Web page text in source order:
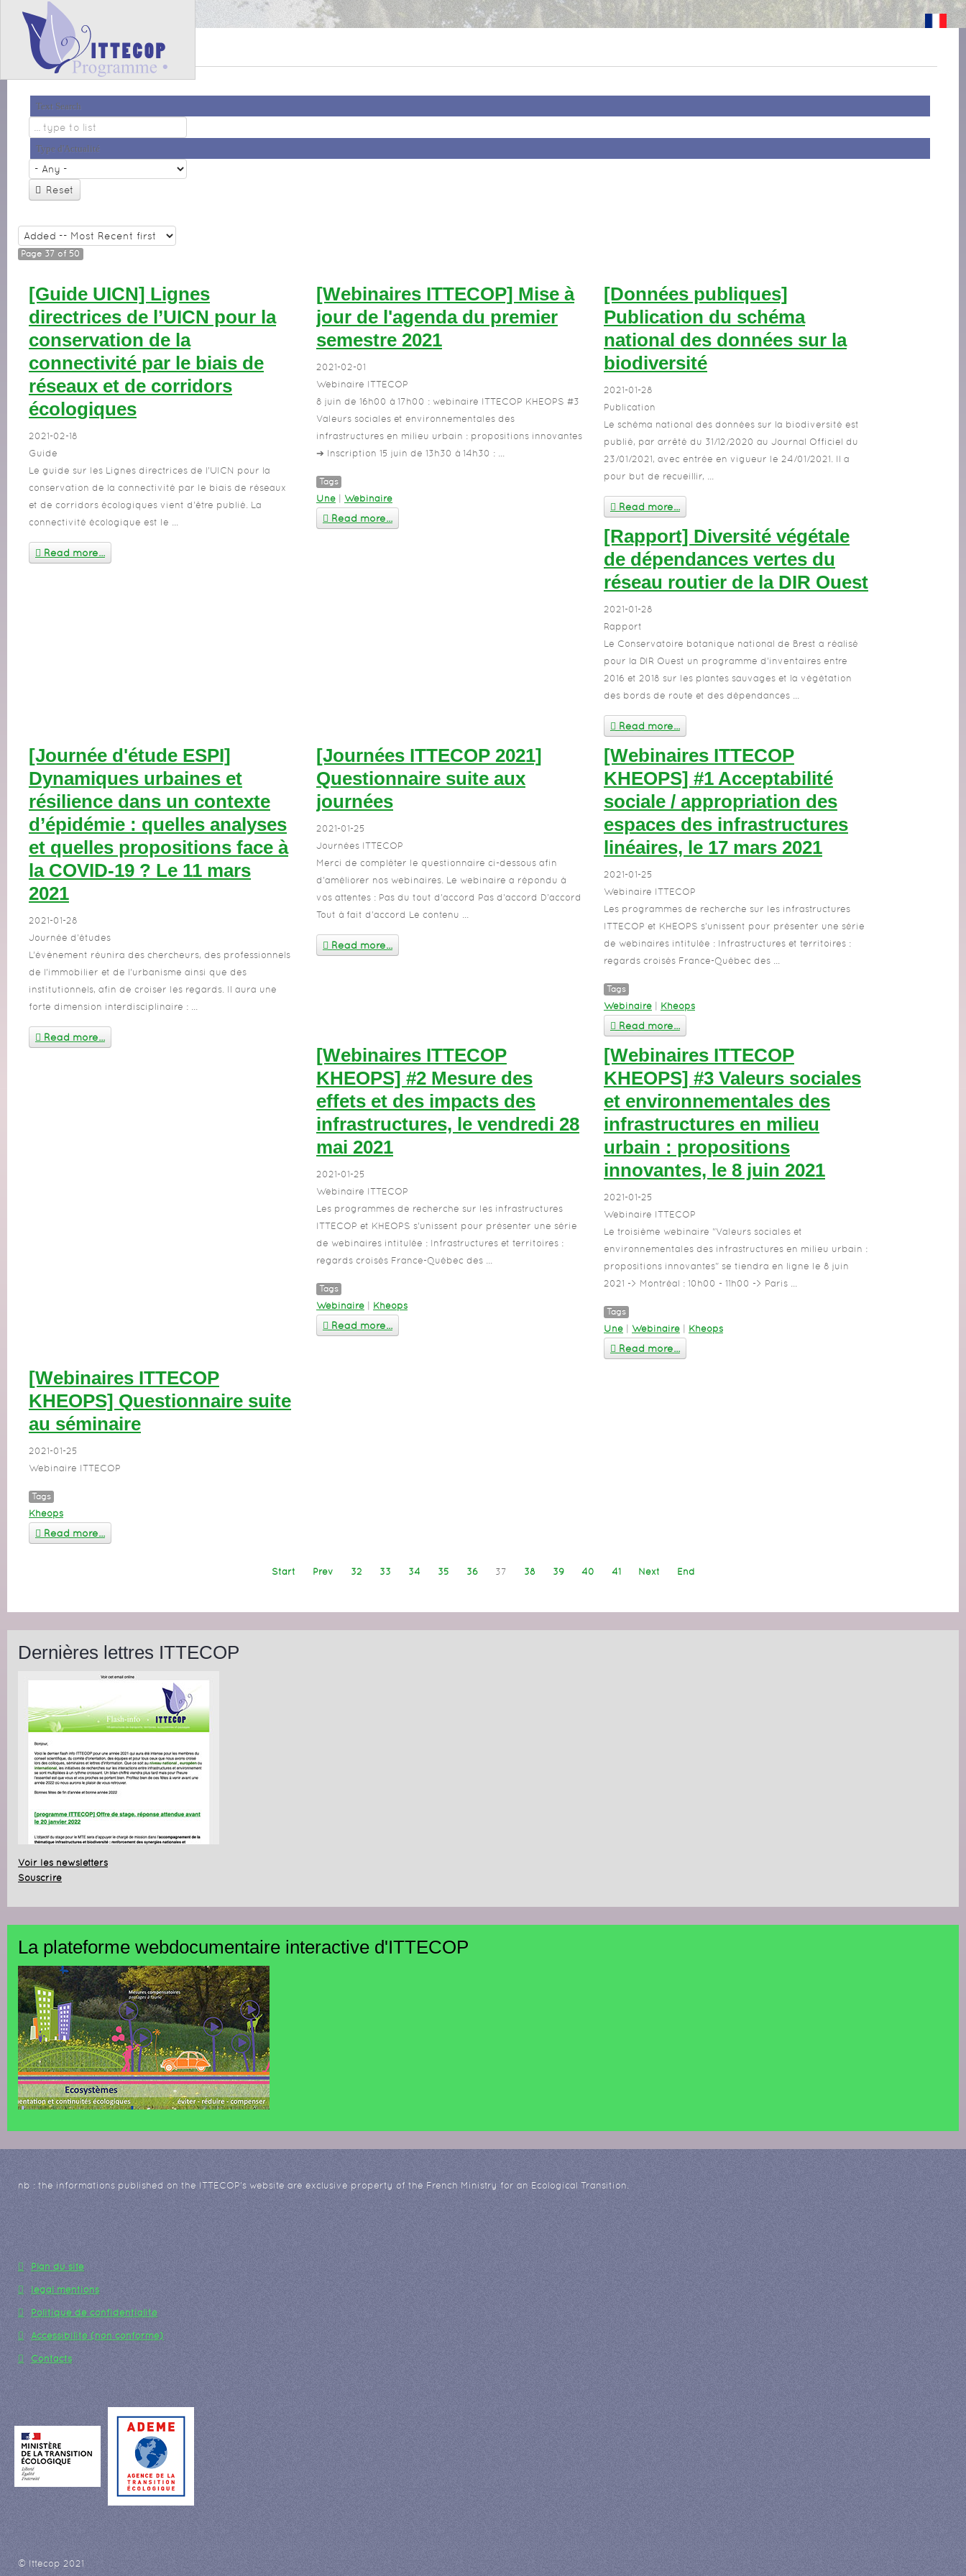
Feed Entries
Text Search
Type d'Actualité
Reset
Page 37 of 50
[Guide UICN] Lignes
directrices de l’UICN pour la
conservation de la
connectivité par le biais de
réseaux et de corridors
écologiques
2021-02-18
Guide
Le guide sur les Lignes directrices de l’UICN pour la
conservation de la connectivité par le biais de réseaux
et de corridors écologiques vient d'être publié. La
connectivité écologique est le ...
Read more...
[Webinaires ITTECOP] Mise à
jour de l'agenda du premier
semestre 2021
2021-02-01
Webinaire ITTECOP
8 juin de 16h00 à 17h00 : webinaire ITTECOP KHEOPS #3
Valeurs sociales et environnementales des
infrastructures en milieu urbain : propositions innovantes
➔ Inscription 15 juin de 13h30 à 14h30 : ...
Tags
Une Webinaire
Read more...
[Données publiques]
Publication du schéma
national des données sur la
biodiversité
2021-01-28
Publication
Le schéma national des données sur la biodiversité est
publié, par arrêté du 31/12/2020 au Journal Officiel du
23/01/2021, avec entrée en vigueur le 24/01/2021. Il a
pour but de recueillir, ...
Read more...
[Rapport] Diversité végétale
de dépendances vertes du
réseau routier de la DIR Ouest
2021-01-28
Rapport
Le Conservatoire botanique national de Brest a réalisé
pour la DIR Ouest un programme d’inventaires entre
2016 et 2018 sur les plantes sauvages et la végétation
des bords de route et des dépendances ...
Read more...
[Journée d'étude ESPI]
Dynamiques urbaines et
résilience dans un contexte
d’épidémie : quelles analyses
et quelles propositions face à
la COVID-19 ? Le 11 mars
2021
2021-01-28
Journée d'études
L’évènement réunira des chercheurs, des professionnels
de l’immobilier et de l’urbanisme ainsi que des
institutionnels, afin de croiser les regards. Il aura une
forte dimension interdisciplinaire : ...
Read more...
[Journées ITTECOP 2021]
Questionnaire suite aux
journées
2021-01-25
Journées ITTECOP
Merci de compléter le questionnaire ci-dessous afin
d'améliorer nos webinaires. Le webinaire a répondu à
vos attentes : Pas du tout d'accord Pas d'accord D'accord
Tout à fait d'accord Le contenu ...
Read more...
[Webinaires ITTECOP
KHEOPS] #1 Acceptabilité
sociale / appropriation des
espaces des infrastructures
linéaires, le 17 mars 2021
2021-01-25
Webinaire ITTECOP
Les programmes de recherche sur les infrastructures
ITTECOP et KHEOPS s’unissent pour présenter une série
de webinaires intitulée : Infrastructures et territoires :
regards croisés France-Québec des ...
Tags
Webinaire Kheops
Read more...
[Webinaires ITTECOP
KHEOPS] #2 Mesure des
effets et des impacts des
infrastructures, le vendredi 28
mai 2021
2021-01-25
Webinaire ITTECOP
Les programmes de recherche sur les infrastructures
ITTECOP et KHEOPS s’unissent pour présenter une série
de webinaires intitulée : Infrastructures et territoires :
regards croisés France-Québec des ...
Tags
Webinaire Kheops
Read more...
[Webinaires ITTECOP
KHEOPS] #3 Valeurs sociales
et environnementales des
infrastructures en milieu
urbain : propositions
innovantes, le 8 juin 2021
2021-01-25
Webinaire ITTECOP
Le troisième webinaire "Valeurs sociales et
environnementales des infrastructures en milieu urbain :
propositions innovantes" se tiendra en ligne le 8 juin
2021 -> Montréal : 10h00 - 11h00 -> Paris ...
Tags
Une Webinaire Kheops
Read more...
[Webinaires ITTECOP
KHEOPS] Questionnaire suite
au séminaire
2021-01-25
Webinaire ITTECOP
Tags
Kheops
Read more...
Start Prev 32 33 34 35 36 37 38 39 40 41 Next End
Dernières lettres ITTECOP
Voir les newsletters
Souscrire
La plateforme webdocumentaire interactive d'ITTECOP
nb : the informations published on the ITTECOP's website are exclusive property of the French Ministry for an Ecological Transition.
Plan du site
legal mentions
Politique de confidentialité
Accessibilité (non conforme)
Contacts
© Ittecop 2021